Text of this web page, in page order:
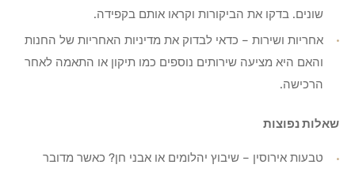
שונים. בדקו את הביקורות וקראו אותם בקפידה.
אחריות ושירות – כדאי לבדוק את מדיניות האחריות של החנות
והאם היא מציעה שירותים נוספים כמו תיקון או התאמה לאחר
הרכישה.
שאלות נפוצות
טבעות אירוסין – שיבוץ יהלומים או אבני חן? כאשר מדובר